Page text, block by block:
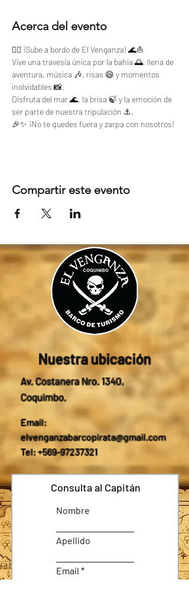
Acerca del evento
🏴‍☠️ ¡Sube a bordo de El Venganza! 🌊⛵
Vive una travesía única por la bahía 🌅, llena de
aventura, música 🎶, risas 😄 y momentos
inolvidables 📸.
Disfruta del mar 🌊, la brisa 🍃 y la emoción de
ser parte de nuestra tripulación ⚓.
🎉✨ ¡No te quedes fuera y zarpa con nosotros!
Compartir este evento
Nuestra ubicación
Av. Costanera Nro. 1340,
Coquimbo.
Email:
elvenganzabarcopirata@gmail.com
Tel: +569-97237321
Consulta al Capitán
Nombre
Apellido
Email